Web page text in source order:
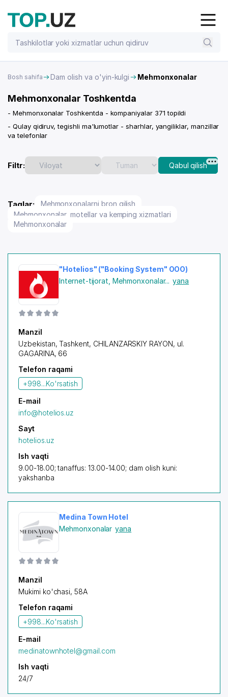
Bosh sahifa Dam olish va o'yin-kulgi Mehmonxonalar
Mehmonxonalar Toshkentda
- Mehmonxonalar Toshkentda - kompaniyalar 371 topildi
- Qulay qidiruv, tegishli ma'lumotlar - sharhlar, yangiliklar, manzillar
va telefonlar
Filtr: Qabul qilish
Taglar:
Mehmonxonalarni bron qilish
Mehmonxonalar, motellar va kemping xizmatlari
Mehmonxonalar
"Hotelios" ("Booking System" OOO)
Internet-tijorat ,Mehmonxonalar... yana
Manzil
Uzbekistan,Tashkent, CHILANZARSKIY RAYON, ul.
GAGARINA, 66
Telefon raqami
+998...Ko'rsatish
E-mail
info@hotelios.uz
Sayt
hotelios.uz
Ish vaqti
9.00-18.00; tanaffus: 13.00-14.00; dam olish kuni:
yakshanba
Medina Town Hotel
Mehmonxonalar yana
Manzil
Mukimi ko'chasi, 58A
Telefon raqami
+998...Ko'rsatish
E-mail
medinatownhotel@gmail.com
Ish vaqti
24/7